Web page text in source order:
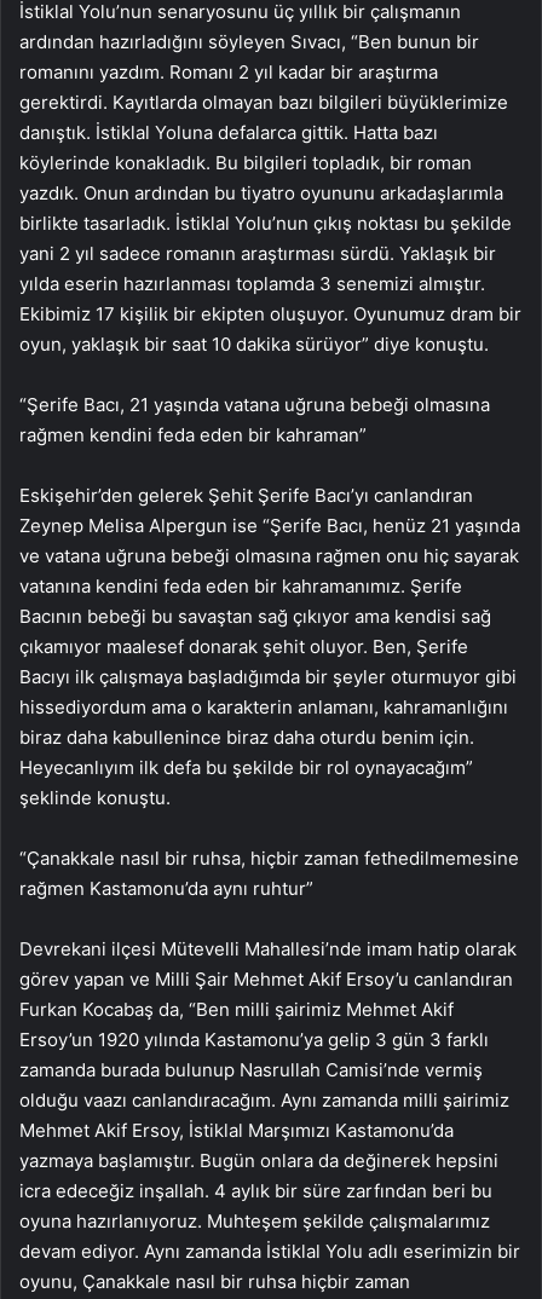
İstiklal Yolu’nun senaryosunu üç yıllık bir çalışmanın
ardından hazırladığını söyleyen Sıvacı, “Ben bunun bir
romanını yazdım. Romanı 2 yıl kadar bir araştırma
gerektirdi. Kayıtlarda olmayan bazı bilgileri büyüklerimize
danıştık. İstiklal Yoluna defalarca gittik. Hatta bazı
köylerinde konakladık. Bu bilgileri topladık, bir roman
yazdık. Onun ardından bu tiyatro oyununu arkadaşlarımla
birlikte tasarladık. İstiklal Yolu’nun çıkış noktası bu şekilde
yani 2 yıl sadece romanın araştırması sürdü. Yaklaşık bir
yılda eserin hazırlanması toplamda 3 senemizi almıştır.
Ekibimiz 17 kişilik bir ekipten oluşuyor. Oyunumuz dram bir
oyun, yaklaşık bir saat 10 dakika sürüyor” diye konuştu.
“Şerife Bacı, 21 yaşında vatana uğruna bebeği olmasına
rağmen kendini feda eden bir kahraman”
Eskişehir’den gelerek Şehit Şerife Bacı’yı canlandıran
Zeynep Melisa Alpergun ise “Şerife Bacı, henüz 21 yaşında
ve vatana uğruna bebeği olmasına rağmen onu hiç sayarak
vatanına kendini feda eden bir kahramanımız. Şerife
Bacının bebeği bu savaştan sağ çıkıyor ama kendisi sağ
çıkamıyor maalesef donarak şehit oluyor. Ben, Şerife
Bacıyı ilk çalışmaya başladığımda bir şeyler oturmuyor gibi
hissediyordum ama o karakterin anlamanı, kahramanlığını
biraz daha kabullenince biraz daha oturdu benim için.
Heyecanlıyım ilk defa bu şekilde bir rol oynayacağım”
şeklinde konuştu.
“Çanakkale nasıl bir ruhsa, hiçbir zaman fethedilmemesine
rağmen Kastamonu’da aynı ruhtur”
Devrekani ilçesi Mütevelli Mahallesi’nde imam hatip olarak
görev yapan ve Milli Şair Mehmet Akif Ersoy’u canlandıran
Furkan Kocabaş da, “Ben milli şairimiz Mehmet Akif
Ersoy’un 1920 yılında Kastamonu’ya gelip 3 gün 3 farklı
zamanda burada bulunup Nasrullah Camisi’nde vermiş
olduğu vaazı canlandıracağım. Aynı zamanda milli şairimiz
Mehmet Akif Ersoy, İstiklal Marşımızı Kastamonu’da
yazmaya başlamıştır. Bugün onlara da değinerek hepsini
icra edeceğiz inşallah. 4 aylık bir süre zarfından beri bu
oyuna hazırlanıyoruz. Muhteşem şekilde çalışmalarımız
devam ediyor. Aynı zamanda İstiklal Yolu adlı eserimizin bir
oyunu, Çanakkale nasıl bir ruhsa hiçbir zaman